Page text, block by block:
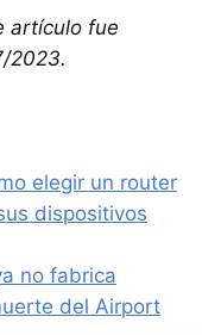
artículo fue
2023.
elegir un router
dispositivos
no fabrica
del Airport